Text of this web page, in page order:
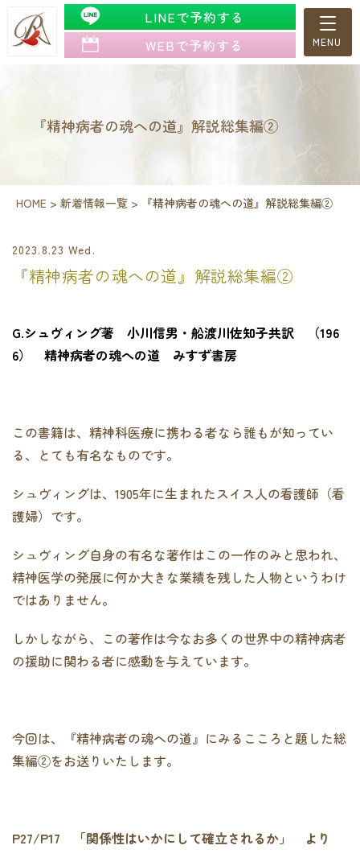
LINEで予約する
WEBで予約する
『精神病者の魂への道』解説総集編②
HOME > 新着情報一覧 > 『精神病者の魂への道』解説総集編②
2023.8.23 Wed.
『精神病者の魂への道』解説総集編②
G.シュヴィング著 小川信男・船渡川佐知子共訳 （196
6） 精神病者の魂への道 みすず書房
この書籍は、精神科医療に携わる者なら誰もが知ってい
る、とても有名なものです。
シュヴィングは、1905年に生まれたスイス人の看護師（看
護婦）です。
シュヴィング自身の有名な著作はこの一作のみと思われ、
精神医学の発展に何か大きな業績を残した人物というわけ
ではありません。
しかしながら、この著作は今なお多くの世界中の精神病者
の援助に関わる者に感動を与えています。
今回は、『精神病者の魂への道』にみるこころと題した総
集編②をお送りいたします。
P27/P17 「関係性はいかにして確立されるか」 より